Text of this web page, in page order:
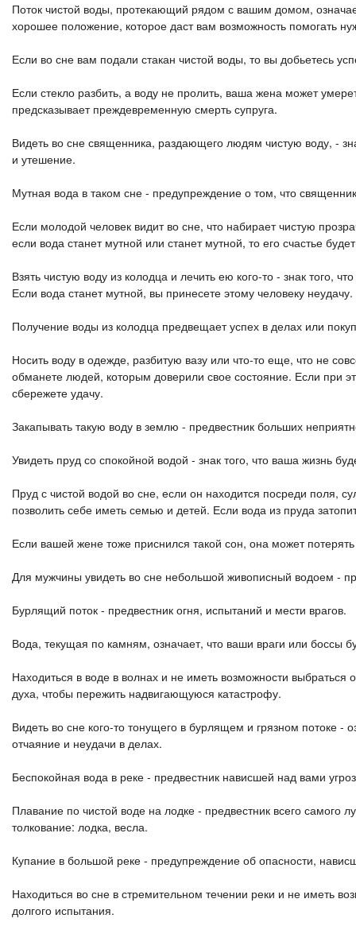
Поток чистой воды, протекающий рядом с вашим домом,
хорошее положение, которое даст вам возможность помогать
Если во сне вам подали стакан чистой воды, то вы добьетесь
Если стекло разбить, а воду не пролить, ваша жена может
предсказывает преждевременную смерть супруга.
Видеть во сне священника, раздающего людям чистую воду, -
и утешение.
Мутная вода в таком сне - предупреждение о том, что
Если молодой человек видит во сне, что набирает чистую
если вода станет мутной или станет мутной, то его счастье
Взять чистую воду из колодца и лечить ею кого-то - знак
Если вода станет мутной, вы принесете этому человеку неудачу.
Получение воды из колодца предвещает успех в делах или
Носить воду в одежде, разбитую вазу или что-то еще, что не
обманете людей, которым доверили свое состояние. Если при
сбережете удачу.
Закапывать такую ​​воду в землю - предвестник больших
Увидеть пруд со спокойной водой - знак того, что ваша жизнь
Пруд с чистой водой во сне, если он находится посреди поля,
позволить себе иметь семью и детей. Если вода из пруда
Если вашей жене тоже приснился такой сон, она может
Для мужчины увидеть во сне небольшой живописный водоем -
Бурлящий поток - предвестник огня, испытаний и мести врагов.
Вода, текущая по камням, означает, что ваши враги или боссы
Находиться в воде в волнах и не иметь возможности выбраться
духа, чтобы пережить надвигающуюся катастрофу.
Видеть во сне кого-то тонущего в бурлящем и грязном потоке -
отчаяние и неудачи в делах.
Беспокойная вода в реке - предвестник нависшей над вами
Плавание по чистой воде на лодке - предвестник всего самого
толкование: лодка, весла.
Купание в большой реке - предупреждение об опасности,
Находиться во сне в стремительном течении реки и не иметь
долгого испытания.